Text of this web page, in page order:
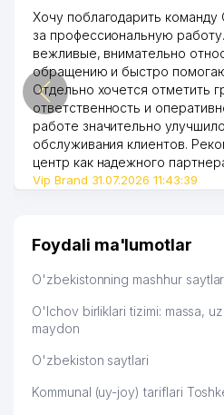
Хочу поблагодарить команду
за профессиональную
вежливые, внимательно
обращению и быстро
Отдельно хочется отметить
ответственность и
работе значительно
обслуживания клиентов.
центр как надежного
Vip Brand 31.07.2026 11:43:39
Foydali ma'lumotlar
O'zbekistonning mashhur
O'lchov birliklari tizimi: massa,
maydon
O'zbekiston saytlari
Kommunal (uy-joy) tariflari